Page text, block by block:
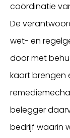
coördinatie
De
wet- en
door met
kaart brengen
belegger
bedrijf waarin